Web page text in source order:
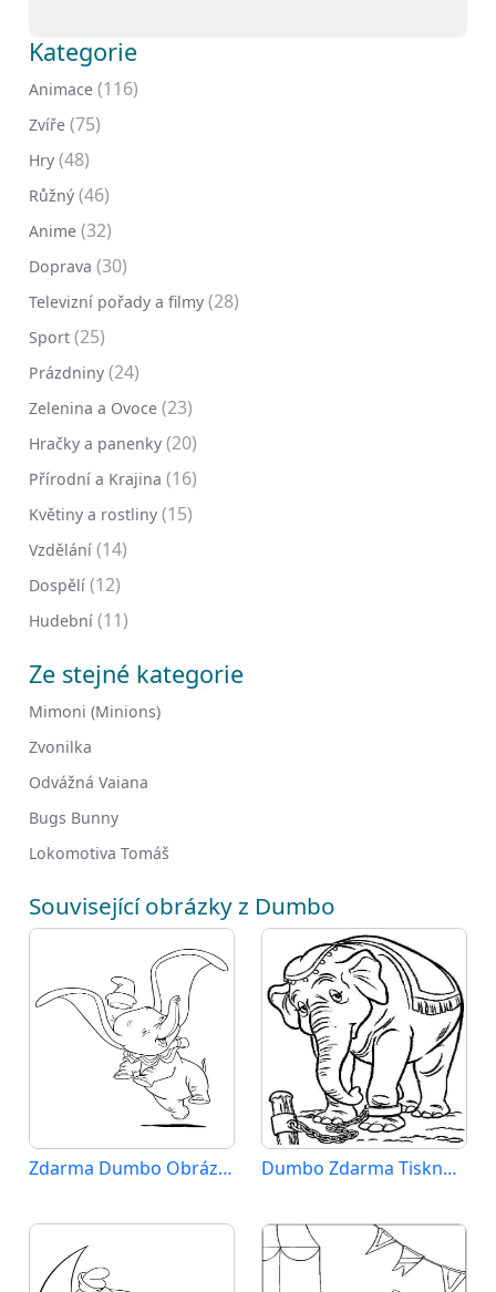
Kategorie
Animace (116)
Zvíře (75)
Hry (48)
Růžný (46)
Anime (32)
Doprava (30)
Televizní pořady a filmy (28)
Sport (25)
Prázdniny (24)
Zelenina a Ovoce (23)
Hračky a panenky (20)
Přírodní a Krajina (16)
Květiny a rostliny (15)
Vzdělání (14)
Dospělí (12)
Hudební (11)
Ze stejné kategorie
Mimoni (Minions)
Zvonilka
Odvážná Vaiana
Bugs Bunny
Lokomotiva Tomáš
Související obrázky z Dumbo
Zdarma Dumbo Obrázek Dumbo Zdarma Tisknutelný